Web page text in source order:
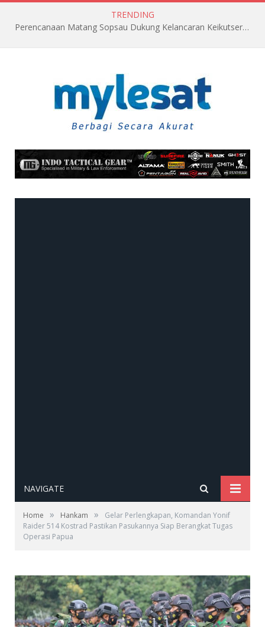
TRENDING
Perencanaan Matang Sopsau Dukung Kelancaran Keikutsertaan TNI AU di Pitch Black 2026
NAVIGATE
Home » Hankam »
Gelar Perlengkapan, Komandan Yonif
Raider 514 Kostrad Pastikan Pasukannya Siap Berangkat Tugas
Operasi Papua